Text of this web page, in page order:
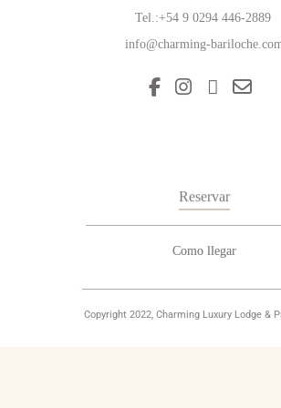
Tel.:+54 9 0294 446-2889
info@charming-
Reservar
Como llegar
Copyright 2022, Charming Luxury Lodge &